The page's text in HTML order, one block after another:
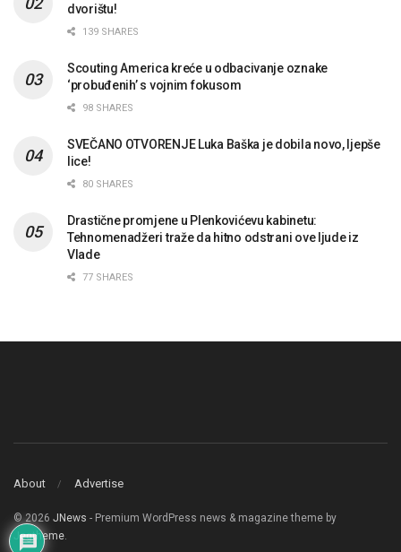
dvorištu!
139 SHARES
Scouting America kreće u odbacivanje oznake
‘probuđenih’ s vojnim fokusom
98 SHARES
SVEČANO OTVORENJE Luka Baška je dobila novo, ljepše
lice!
80 SHARES
Drastične promjene u Plenkovićevu kabinetu:
Tehnomenadžeri traže da hitno odstrani ove ljude iz
Vlade
77 SHARES
About Advertise
© 2026 JNews - Premium WordPress news & magazine theme by
Jegtheme.